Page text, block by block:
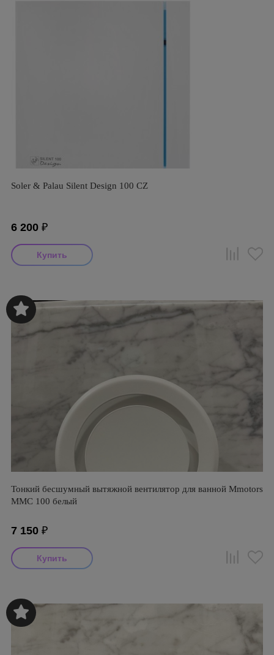
Soler & Palau Silent Design 100 CZ
6 200 ₽
Тонкий бесшумный вытяжной вентилятор для ванной Mmotors
ММC 100 белый
7 150 ₽